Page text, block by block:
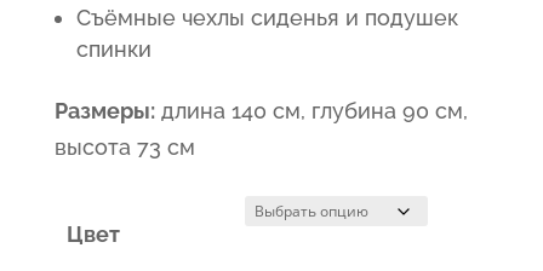
Съёмные чехлы сиденья и подушек
спинки
Размеры:длина 140 см, глубина 90 см,
высота 73 см
Цвет